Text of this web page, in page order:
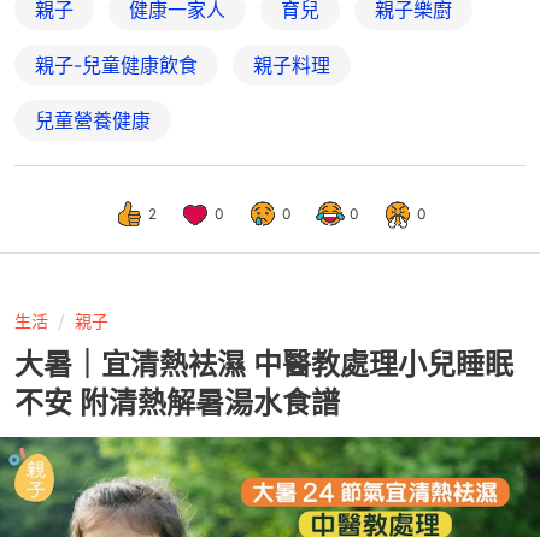
親子 健康一家人 育兒 親子樂廚
親子-兒童健康飲食 親子料理
兒童營養健康
2 0 0 0 0
生活 親子
大暑｜宜清熱袪濕 中醫教處理小兒睡眠
不安 附清熱解暑湯水食譜